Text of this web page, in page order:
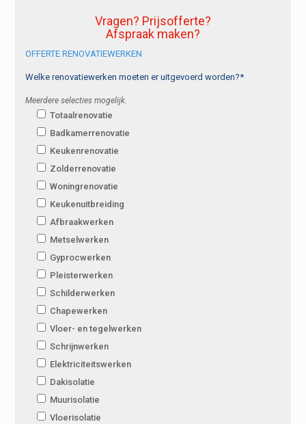
Vragen? Prijsofferte?
Afspraak maken?
OFFERTE RENOVATIEWERKEN
Welke renovatiewerken moeten er uitgevoerd worden?*
Meerdere selecties mogelijk.
Totaalrenovatie
Badkamerrenovatie
Keukenrenovatie
Zolderrenovatie
Woningrenovatie
Keukenuitbreiding
Afbraakwerken
Metselwerken
Gyprocwerken
Pleisterwerken
Schilderwerken
Chapewerken
Vloer- en tegelwerken
Schrijnwerken
Elektriciteitswerken
Dakisolatie
Muurisolatie
Vloerisolatie